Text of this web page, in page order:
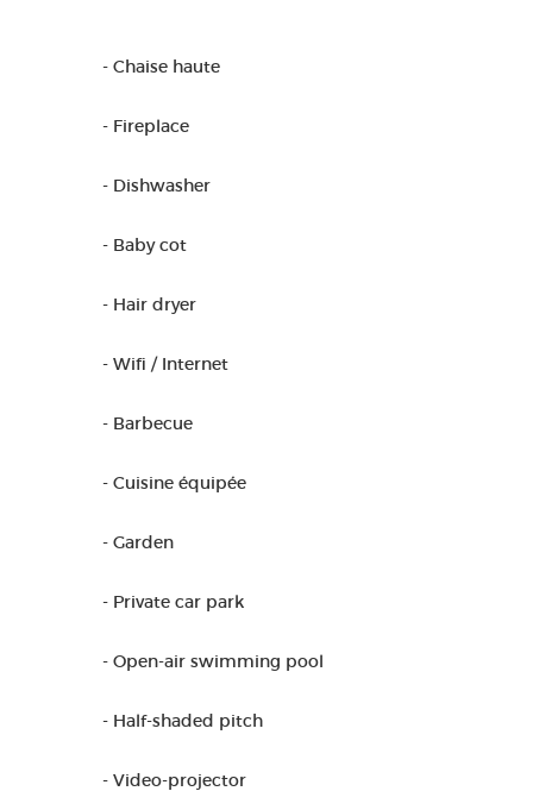
- Chaise haute
- Fireplace
- Dishwasher
- Baby cot
- Hair dryer
- Wifi / Internet
- Barbecue
- Cuisine équipée
- Garden
- Private car park
- Open-air swimming pool
- Half-shaded pitch
- Video-projector